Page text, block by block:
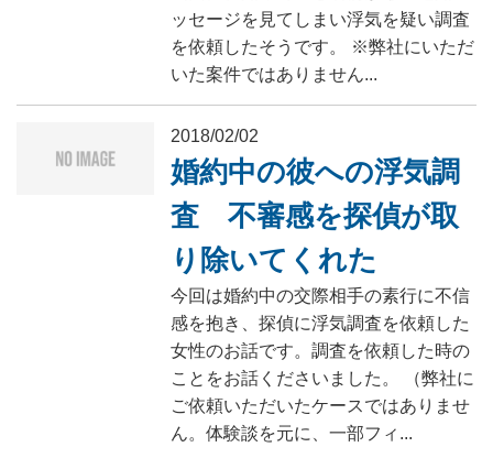
ッセージを見てしまい浮気を疑い調査
を依頼したそうです。 ※弊社にいただ
いた案件ではありません...
2018/02/02
婚約中の彼への浮気調
査 不審感を探偵が取
り除いてくれた
今回は婚約中の交際相手の素行に不信
感を抱き、探偵に浮気調査を依頼した
女性のお話です。調査を依頼した時の
ことをお話くださいました。 （弊社に
ご依頼いただいたケースではありませ
ん。体験談を元に、一部フィ...